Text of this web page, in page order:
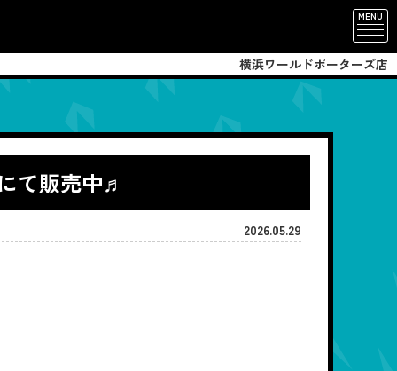
MENU
横浜ワールドポーターズ店
て販売中♬
2026.05.29